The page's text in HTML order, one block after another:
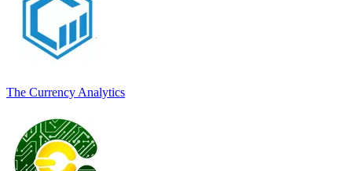
The Currency Analytics